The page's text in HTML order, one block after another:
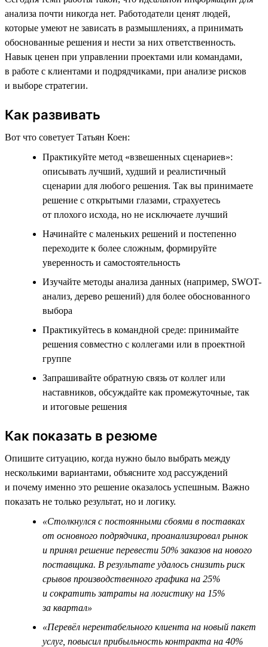
анализа почти никогда нет. Работодатели ценят людей,
которые умеют не зависать в размышлениях, а принимать
обоснованные решения и нести за них ответственность.
Навык ценен при управлении проектами или командами,
в работе с клиентами и подрядчиками, при анализе рисков
и выборе стратегии.
Как развивать
Вот что советует Татьян Коен:
Практикуйте метод «взвешенных сценариев»:
описывать лучший, худший и реалистичный
сценарии для любого решения. Так вы принимаете
решение с открытыми глазами, страхуетесь
от плохого исхода, но не исключаете лучший
Начинайте с маленьких решений и постепенно
переходите к более сложным, формируйте
уверенность и самостоятельность
Изучайте методы анализа данных (например, SWOT-
анализ, дерево решений) для более обоснованного
выбора
Практикуйтесь в командной среде: принимайте
решения совместно с коллегами или в проектной
группе
Запрашивайте обратную связь от коллег или
наставников, обсуждайте как промежуточные, так
и итоговые решения
Как показать в резюме
Опишите ситуацию, когда нужно было выбрать между
несколькими вариантами, объясните ход рассуждений
и почему именно это решение оказалось успешным. Важно
показать не только результат, но и логику.
«Столкнулся с постоянными сбоями в поставках
от основного подрядчика, проанализировал рынок
и принял решение перевести 50% заказов на нового
поставщика. В результате удалось снизить риск
срывов производственного графика на 25%
и сократить затраты на логистику на 15%
за квартал»
«Перевёл нерентабельного клиента на новый пакет
услуг, повысил прибыльность контракта на 40%